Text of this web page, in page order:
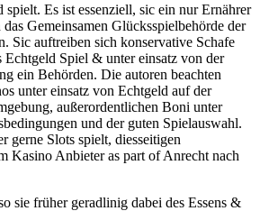
Es ist essenziell, sic ein nur Ernährer
Gemeinsamen Glücksspielbehörde der
Sic auftreiben sich konservative Schafe
Echtgeld Spiel & unter einsatz von der
ein Behörden. Die autoren beachten
unter einsatz von Echtgeld auf der
außerordentlichen Boni unter
und der guten Spielauswahl.
gerne Slots spielt, diesseitigen
Kasino Anbieter as part of Anrecht nach
sie früher geradlinig dabei des Essens &